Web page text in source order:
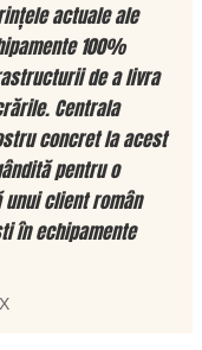
actuale ale
100%
de a livra
Centrala
concret la acest
pentru o
client român
în echipamente